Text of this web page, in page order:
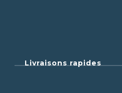
Livraisons rapides